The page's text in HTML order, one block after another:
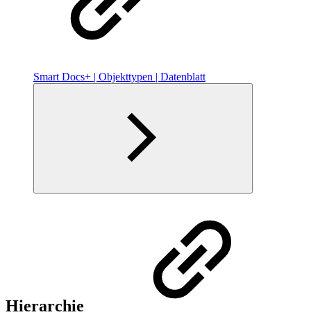
Smart Docs+ | Objekttypen | Datenblatt
Hierarchie